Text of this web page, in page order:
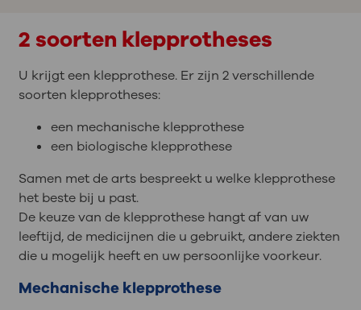
2 soorten klepprotheses
U krijgt een klepprothese. Er zijn 2 verschillende
soorten klepprotheses:
een mechanische klepprothese
een biologische klepprothese
Samen met de arts bespreekt u welke klepprothese
het beste bij u past.
De keuze van de klepprothese hangt af van uw
leeftijd, de medicijnen die u gebruikt, andere ziekten
die u mogelijk heeft en uw persoonlijke voorkeur.
Mechanische klepprothese